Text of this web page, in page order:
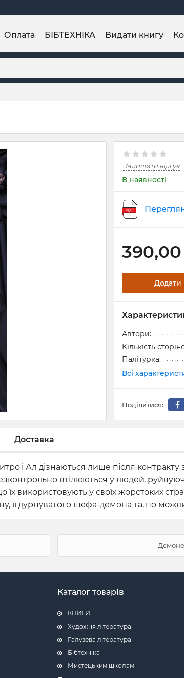
Оплата БІБТЕХНІКА Видати книгу
Залишити відгук
В наявності
390,00
Додати
Автори:
Кількість
Палітурка:
Всі
Поділитися:
Доставка
і Ал дізнаються лише після
втілюються у людей,
використовують у своїх жорстоких
її дурнуватого шефа-демона та, по
Каталог товарів
КНИГИ
Художня література
Галузева література
Бібтехніка
Мистецьким школам